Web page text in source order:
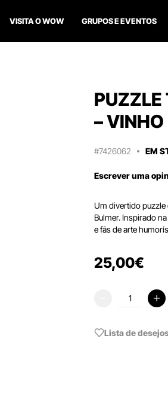
VISITA O WOW GRUPOS E EVENTOS
PUZZLE
–
#7426062 EM
Escrever uma
Um divertido puzzle
Bulmer. Inspirado
e fãs de arte
25,00€
Lista de